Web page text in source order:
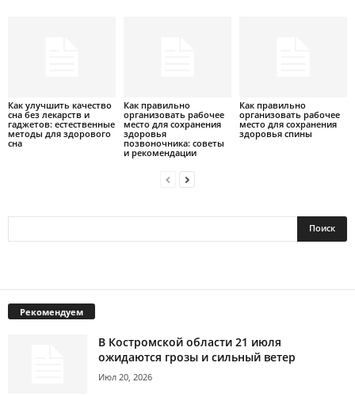
Как улучшить качество
сна без лекарств и
гаджетов: естественные
методы для здорового
сна
Как правильно
организовать рабочее
место для сохранения
здоровья
позвоночника: советы
и рекомендации
Как правильно
организовать рабочее
место для сохранения
здоровья спины
Рекомендуем
В Костромской области 21 июля
ожидаются грозы и сильный ветер
Июл 20, 2026